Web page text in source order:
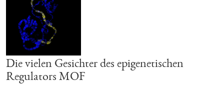
Die vielen Gesichter des epigenetischen
Regulators MOF